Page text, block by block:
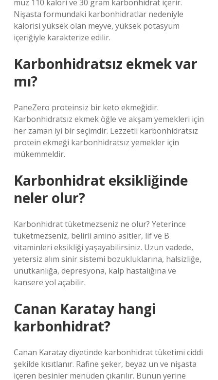
muz 110 kalori ve 30 gram karbonhidrat içerir.
Nişasta formundaki karbonhidratlar nedeniyle
kalorisi yüksek olan meyve, yüksek potasyum
içeriğiyle karakterize edilir.
Karbonhidratsız ekmek var
mı?
PaneZero proteinsiz bir keto ekmeğidir.
Karbonhidratsız ekmek öğle ve akşam yemekleri için
her zaman iyi bir seçimdir. Lezzetli karbonhidratsız
protein ekmeği karbonhidratsız yemekler için
mükemmeldir.
Karbonhidrat eksikliğinde
neler olur?
Karbonhidrat tüketmezseniz ne olur? Yeterince
tüketmezseniz, belirli amino asitler, lif ve B
vitaminleri eksikliği yaşayabilirsiniz. Uzun vadede,
yetersiz alım sinir sistemi bozukluklarına, halsizliğe,
unutkanlığa, depresyona, kalp hastalığına ve
kansere yol açabilir.
Canan Karatay hangi
karbonhidrat?
Canan Karatay diyetinde karbonhidrat tüketimi ciddi
şekilde kısıtlanır. Rafine şeker, beyaz un ve nişasta
içeren besinler menüden çıkarılır. Bunun yerine